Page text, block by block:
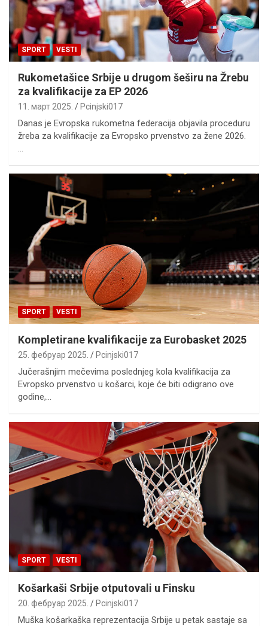
SPORT VESTI
Rukometašice Srbije u drugom šeširu na Žrebu
za kvalifikacije za EP 2026
11. март 2025. Pcinjski017
Danas je Evropska rukometna federacija objavila proceduru
žreba za kvalifikacije za Evropsko prvenstvo za žene 2026.
…
SPORT VESTI
Kompletirane kvalifikacije za Eurobasket 2025
25. фебруар 2025. Pcinjski017
Jučerašnjim mečevima poslednjeg kola kvalifikacija za
Evropsko prvenstvo u košarci, koje će biti odigrano ove
godine,…
SPORT VESTI
Košarkaši Srbije otputovali u Finsku
20. фебруар 2025. Pcinjski017
Muška košarkaška reprezentacija Srbije u petak sastaje sa